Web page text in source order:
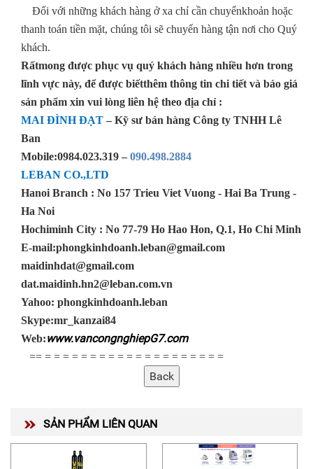
Đối với những khách hàng ở xa chỉ cần chuyểnkhoản hoặc
thanh toán tiền mặt, chúng tôi sẽ chuyển hàng tận nơi cho Quý
khách.
Rấtmong được phục vụ quý khách hàng nhiều hơn trong
lĩnh vực này, để được biếtthêm thông tin chi tiết và báo giá
sản phẩm xin vui lòng liên hệ theo địa chỉ :
MAI ĐÌNH ĐẠT – Kỹ sư bán hàng Công ty TNHH Lê
Ban
Mobile:0984.023.319 – 090.498.2884
LEBAN CO.,LTD
Hanoi Branch : No 157 Trieu Viet Vuong - Hai Ba Trung -
Ha Noi
Hochiminh City : No 77-79 Ho Hao Hon, Q.1, Ho Chi Minh
E-mail:phongkinhdoanh.leban@gmail.com
maidinhdat@gmail.com
dat.maidinh.hn2@leban.com.vn
Yahoo: phongkinhdoanh.leban
Skype:mr_kanzai84
Web:www.vancongnghiepG7.com
== = = = = = = = = = = = = = = = = = = = =
SẢN PHẨM LIÊN QUAN